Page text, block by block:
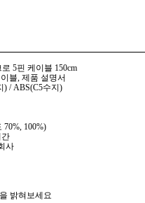
5핀 케이블 150cm
블, 제품 설명서
/ ABS(C5수지)
100%)
사
밝혀보세요